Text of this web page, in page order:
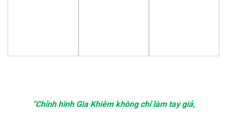
“Chỉnh hình Gia Khiêm không chỉ làm tay giả,